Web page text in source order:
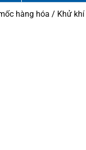
hàng hóa / Khử khí